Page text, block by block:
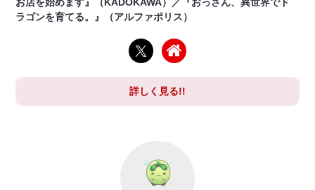
ラゴンを育てる。』（アルファポリス）
詳しく見る!!